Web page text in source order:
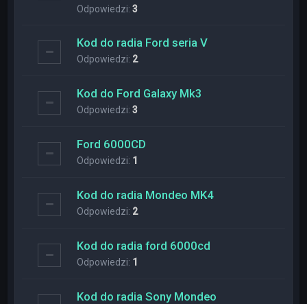
Odpowiedzi:3
Kod do radia Ford seria V
Odpowiedzi: 2
Kod do Ford Galaxy Mk3
Odpowiedzi:3
Ford 6000CD
Odpowiedzi: 1
Kod do radia Mondeo MK4
Odpowiedzi: 2
Kod do radia ford 6000cd
Odpowiedzi: 1
Kod do radia Sony Mondeo